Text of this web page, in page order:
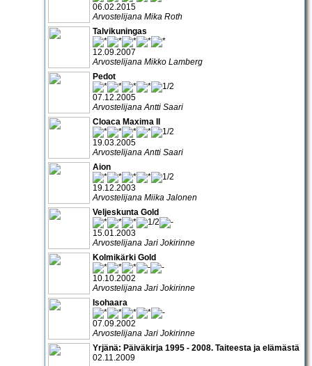
06.02.2015
Arvostelijana Mika Roth
Talvikuningas
12.09.2007
Arvostelijana Mikko Lamberg
Pedot
07.12.2005
Arvostelijana Antti Saari
Cloaca Maxima II
19.03.2005
Arvostelijana Antti Saari
Aion
19.12.2003
Arvostelijana Miika Jalonen
Veljeskunta Gold
15.01.2003
Arvostelijana Jari Jokirinne
Kolmikärki Gold
10.10.2002
Arvostelijana Jari Jokirinne
Isohaara
07.09.2002
Arvostelijana Jari Jokirinne
Yrjänä: Päiväkirja 1995 - 2008. Taiteesta ja elämästä
02.11.2009